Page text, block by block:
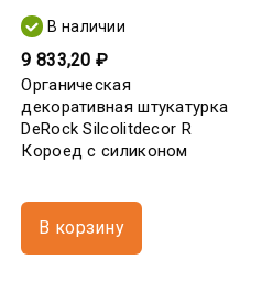
В наличии
9 833,20 ₽
Органическая
декоративная штукатурка
DeRock Silcolitdecor R
Короед с силиконом
В корзину